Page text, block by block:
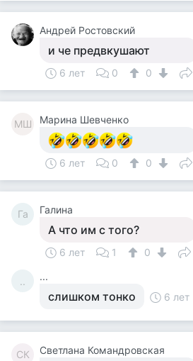
Андрей Ростовский
и че предвкушают
6 лет 0 0
МШ Марина Шевченко
6 лет 0 0
Га Галина
А что им с того?
6 лет 1 0
.. ...
слишком тонко 6 лет
СК Светлана Командровская